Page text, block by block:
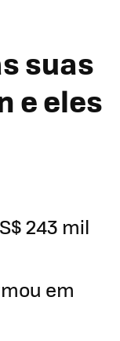
suas
e eles
243 mil
em